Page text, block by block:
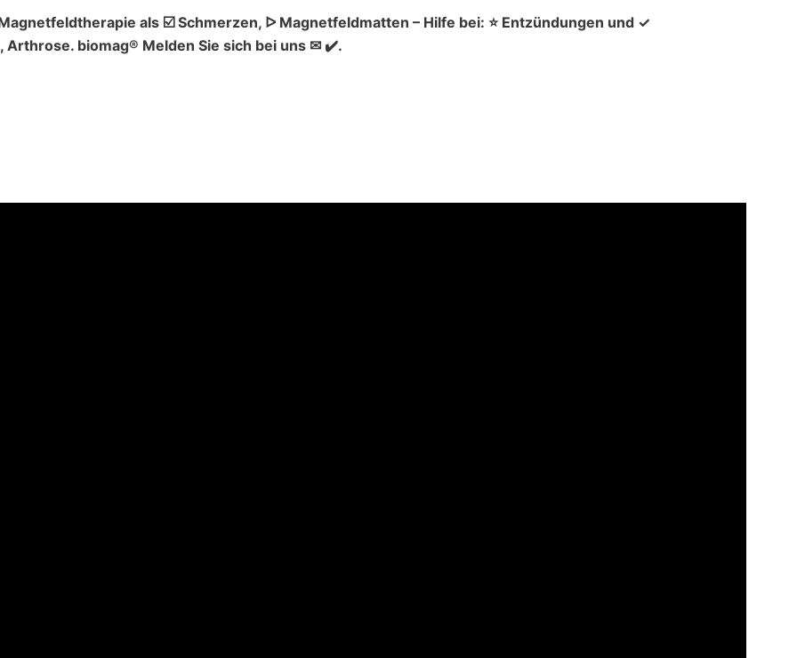
als ☑️ Schmerzen, ᐅ Magnetfeldmatten – Hilfe bei: ⭐ Entzündungen und ✓
biomag® Melden Sie sich bei uns ✉ ✔️.